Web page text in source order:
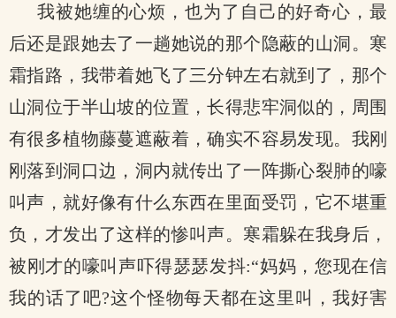
我被她缠的心烦，也为了自己的好奇心，最
后还是跟她去了一趟她说的那个隐蔽的山洞。寒
霜指路，我带着她飞了三分钟左右就到了，那个
山洞位于半山坡的位置，长得悲牢洞似的，周围
有很多植物藤蔓遮蔽着，确实不容易发现。我刚
刚落到洞口边，洞内就传出了一阵撕心裂肺的嚎
叫声，就好像有什么东西在里面受罚，它不堪重
负，才发出了这样的惨叫声。寒霜躲在我身后，
被刚才的嚎叫声吓得瑟瑟发抖:“妈妈，您现在信
我的话了吧?这个怪物每天都在这里叫，我好害